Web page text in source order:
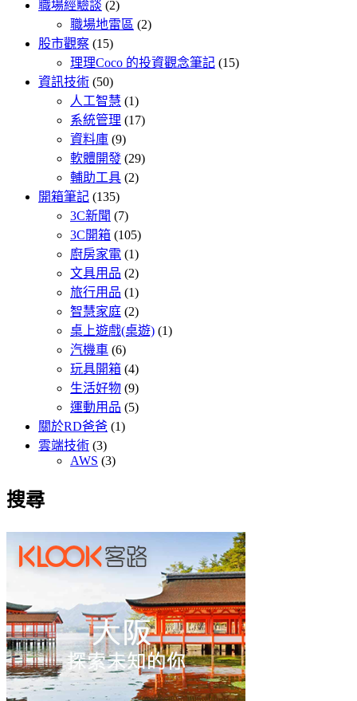
職場經驗談 (2)
職場地雷區 (2)
股市觀察 (15)
理理Coco 的投資觀念筆記 (15)
資訊技術 (50)
人工智慧 (1)
系統管理 (17)
資料庫 (9)
軟體開發 (29)
輔助工具 (2)
開箱筆記 (135)
3C新聞 (7)
3C開箱 (105)
廚房家電 (1)
文具用品 (2)
旅行用品 (1)
智慧家庭 (2)
桌上遊戲(桌遊) (1)
汽機車 (6)
玩具開箱 (4)
生活好物 (9)
運動用品 (5)
關於RD爸爸 (1)
雲端技術 (3)
AWS (3)
搜尋